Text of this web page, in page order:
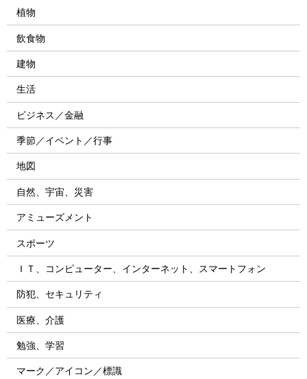
植物
飲食物
建物
生活
ビジネス／金融
季節／イベント／行事
地図
自然、宇宙、災害
アミューズメント
スポーツ
ＩＴ、コンピューター、インターネット、スマートフォン
防犯、セキュリティ
医療、介護
勉強、学習
マーク／アイコン／標識